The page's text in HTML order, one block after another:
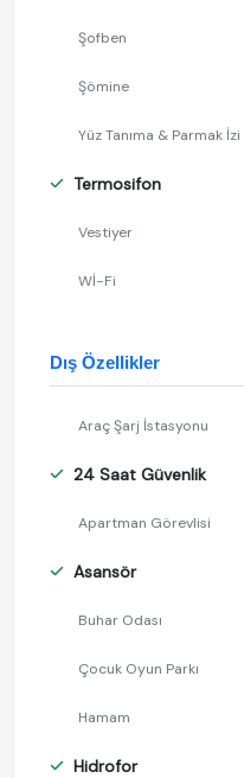
Şofben
Şömine
Yüz Tanıma & Parmak İzi
Termosifon
Vestiyer
Wİ-Fi
Dış Özellikler
Araç Şarj İstasyonu
24 Saat Güvenlik
Apartman Görevlisi
Asansör
Buhar Odası
Çocuk Oyun Parkı
Hamam
Hidrofor